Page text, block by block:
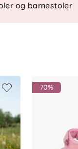
for av- og
passform
materiale
og barnestoler
70%